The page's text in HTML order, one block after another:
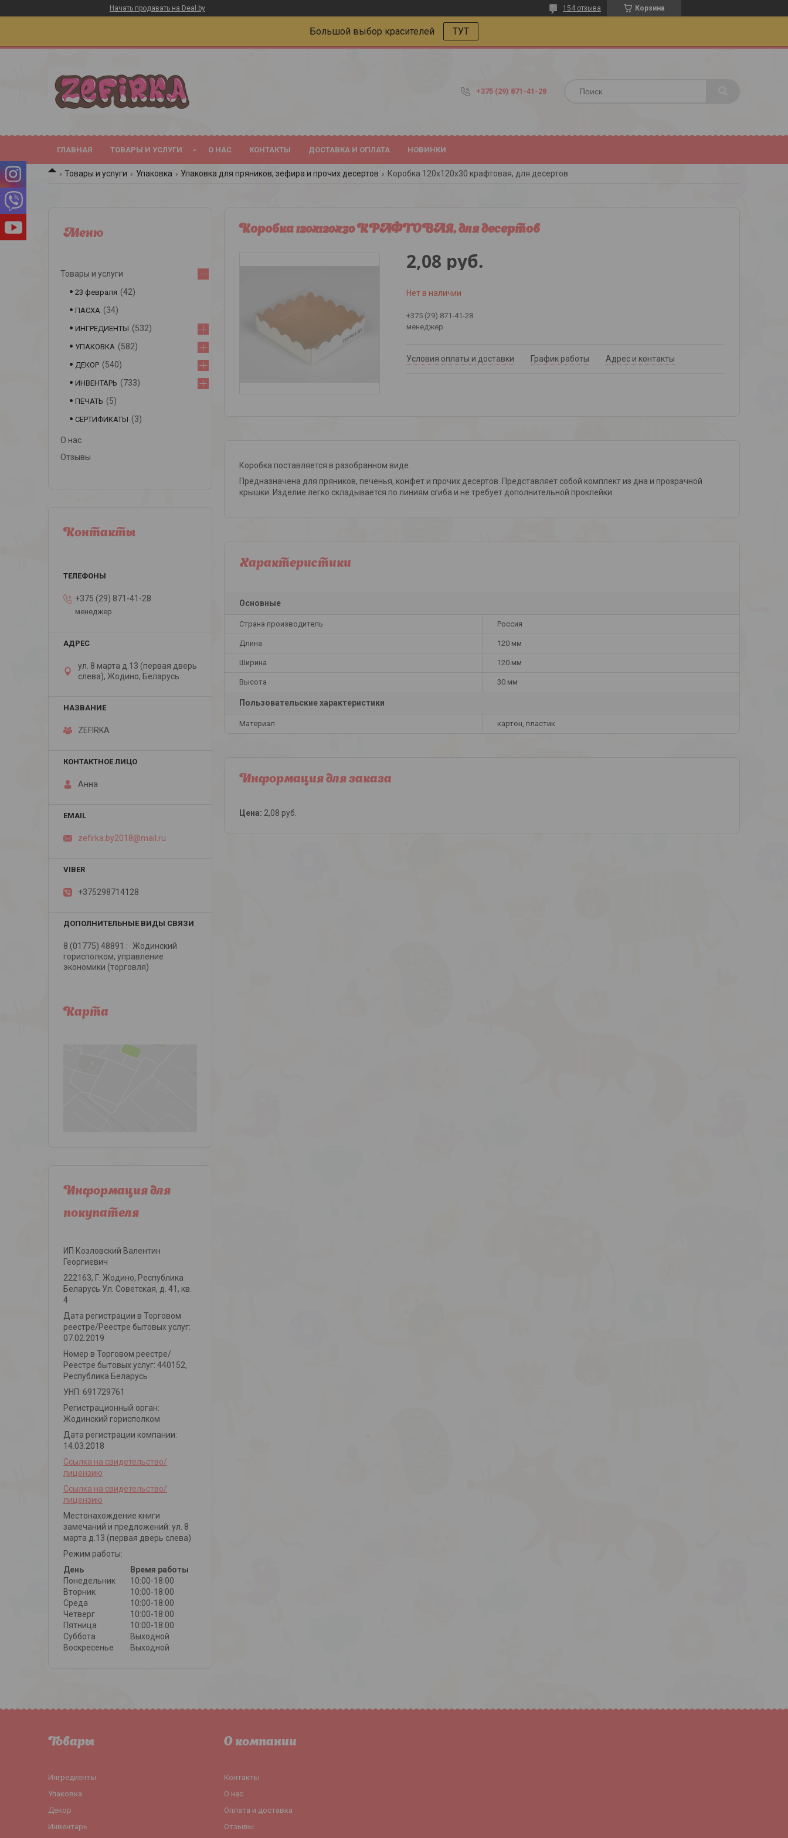
Начать продавать на Deal.by Корзина
154 отзыва
Большой выбор красителей ТУТ
+375 (29) 871-41-28
ГЛАВНАЯ ТОВАРЫ И УСЛУГИ О НАС КОНТАКТЫ ДОСТАВКА И ОПЛАТА НОВИНКИ
Товары и услуги Упаковка Упаковка для пряников, зефира и прочих десертов Коробка 120х120х30 крафтовая, для десертов
Коробка 120х120х30 КРАФТОВАЯ, для десертов
2,08 руб.
Нет в наличии
+375 (29) 871-41-28
менеджер
Условия оплаты и доставки График работы Адрес и контакты
Коробка поставляется в разобранном виде.
Предназначена для пряников, печенья, конфет и прочих десертов. Представляет собой комплект из дна и прозрачной
крышки. Изделие легко складывается по линиям сгиба и не требует дополнительной проклейки.
Характеристики
Основные
Страна производитель Россия
Длина 120 мм
Ширина 120 мм
Высота 30 мм
Пользовательские характеристики
Материал картон, пластик
Информация для заказа
Цена: 2,08 руб.
Товары и услуги
23 февраля 42
ПАСХА 34
ИНГРЕДИЕНТЫ 532
УПАКОВКА 582
ДЕКОР 540
ИНВЕНТАРЬ 733
ПЕЧАТЬ 5
СЕРТИФИКАТЫ 3
О нас
Отзывы
Контакты
+375 (29) 871-41-28
менеджер
ул. 8 марта д.13 (первая дверь
слева), Жодино, Беларусь
ZEFIRKA
Анна
zefirka.by2018@mail.ru
+375298714128
8 (01775) 48891
Жодинский
горисполком, управление
экономики (торговля)
Карта
Информация для
покупателя
ИП Козловский Валентин
Георгиевич
222163, Г. Жодино, Республика
Беларусь Ул. Советская, д. 41, кв.
4
Дата регистрации в Торговом
реестре/Реестре бытовых услуг:
07.02.2019
Номер в Торговом реестре/
Реестре бытовых услуг: 440152,
Республика Беларусь
УНП: 691729761
Регистрационный орган:
Жодинский горисполком
Дата регистрации компании:
14.03.2018
Ссылка на свидетельство/
лицензию
Ссылка на свидетельство/
лицензию
Местонахождение книги
замечаний и предложений: ул. 8
марта д.13 (первая дверь слева)
Режим работы:
День
Время работы
Понедельник
10:00-18:00
Вторник
10:00-18:00
Среда
10:00-18:00
Четверг
10:00-18:00
Пятница
10:00-18:00
Суббота
Выходной
Воскресенье
Выходной
Товары
Ингредиенты
Упаковка
Декор
Инвентарь
О компании
Контакты
О нас
Оплата и доставка
Отзывы